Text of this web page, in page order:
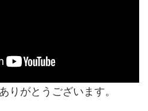
りがとうございます。